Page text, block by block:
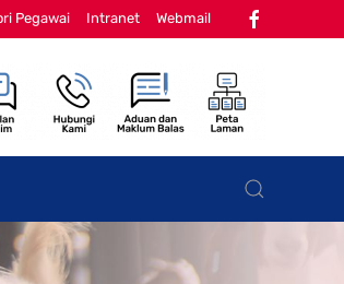
Pegawai Intranet Webmail